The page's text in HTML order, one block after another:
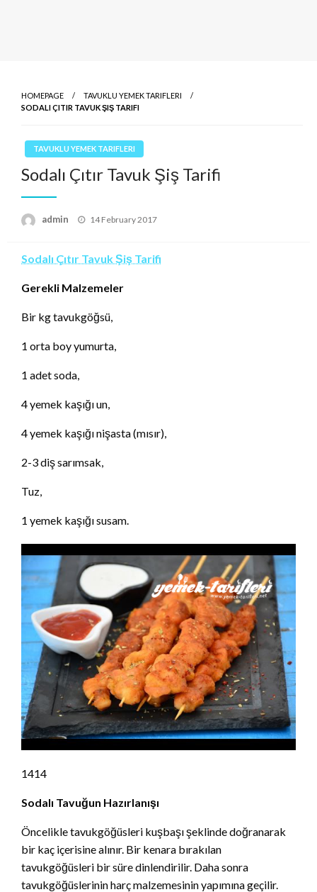
HOMEPAGE
TAVUKLU YEMEK TARIFLERI
SODALI ÇITIR TAVUK ŞIŞ TARIFI
TAVUKLU YEMEK TARIFLERI
Sodalı Çıtır Tavuk Şiş Tarifi
admin
Posted
14 February 2017
Sodalı Çıtır Tavuk Şiş Tarifi
Gerekli Malzemeler
Bir kg tavukgöğsü,
1 orta boy yumurta,
1 adet soda,
4 yemek kaşığı un,
4 yemek kaşığı nişasta (mısır),
2-3 diş sarımsak,
Tuz,
1 yemek kaşığı susam.
1414
Sodalı Tavuğun Hazırlanışı
Öncelikle tavukgöğüsleri kuşbaşı şeklinde doğranarak
bir kaç içerisine alınır. Bir kenara bırakılan
tavukgöğüsleri bir süre dinlendirilir. Daha sonra
tavukgöğüslerinin harç malzemesinin yapımına geçilir.